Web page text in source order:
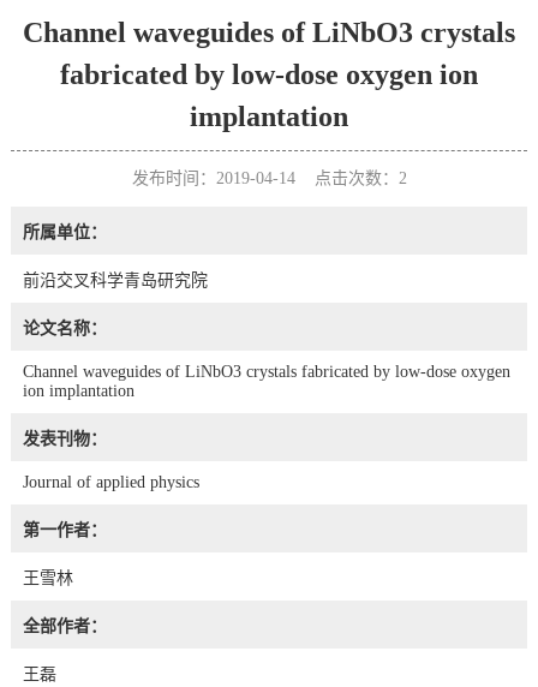
Channel waveguides of LiNbO3 crystals
fabricated by low-dose oxygen ion
implantation
发布时间：2019-04-14 点击次数： 2
所属单位：
前沿交叉科学青岛研究院
论文名称：
Channel waveguides of LiNbO3 crystals fabricated by low-dose oxygen
ion implantation
发表刊物：
Journal of applied physics
第一作者：
王雪林
全部作者：
王磊